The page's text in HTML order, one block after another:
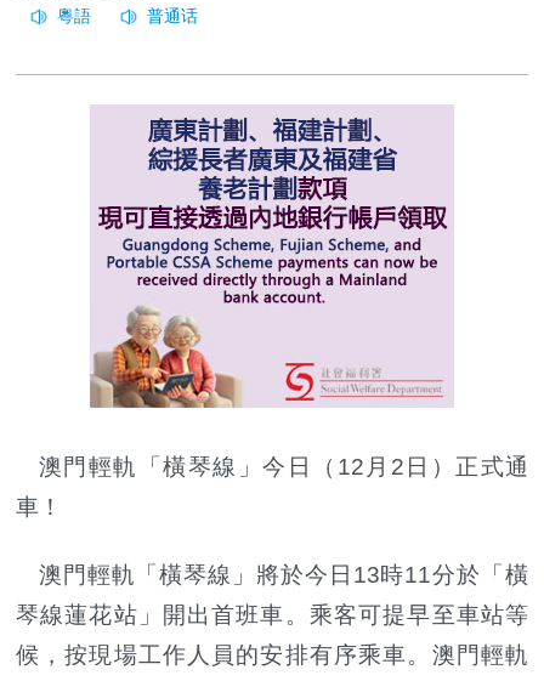
澳門輕軌 「橫琴線」今日（12月2日）正式通
車！
澳門輕軌「橫琴線」將於今日13時11分於「橫
琴線蓮花站」開出首班車。乘客可提早至車站等
候，按現場工作人員的安排有序乘車。澳門輕軌